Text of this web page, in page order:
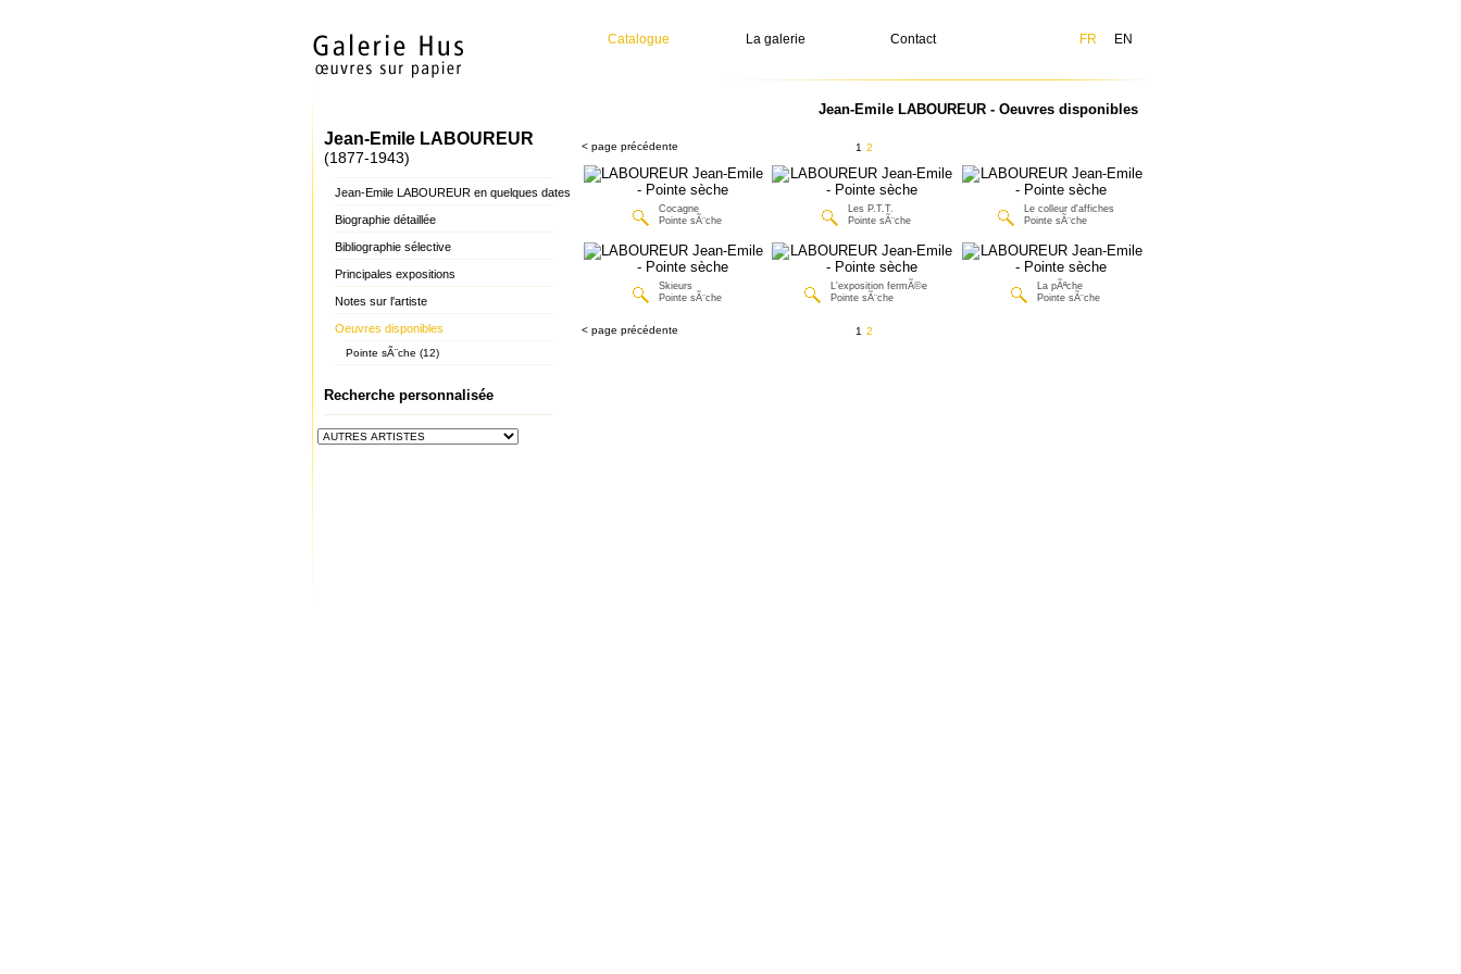
Catalogue La galerie Contact FR EN
Jean-Emile LABOUREUR
(1877-1943)
Jean-Emile LABOUREUR en quelques dates
Biographie détaillée
Bibliographie sélective
Principales expositions
Notes sur l'artiste
Oeuvres disponibles
Pointe sÃ¨che (12)
Recherche personnalisée
Jean-Emile LABOUREUR - Oeuvres disponibles
< page précédente 1 2
Cocagne
Pointe sÃ¨che
Les P.T.T.
Pointe sÃ¨che
Le colleur d'affiches
Pointe sÃ¨che
Skieurs
Pointe sÃ¨che
L'exposition fermÃ©e
Pointe sÃ¨che
La pÃªche
Pointe sÃ¨che
< page précédente 1 2